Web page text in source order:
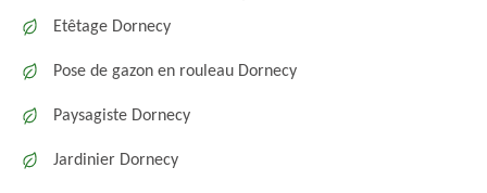
Etêtage Dornecy
Pose de gazon en rouleau Dornecy
Paysagiste Dornecy
Jardinier Dornecy